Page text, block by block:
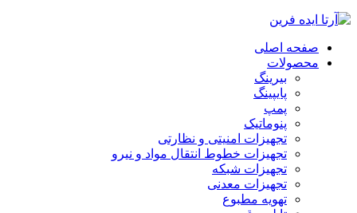
صفحه اصلی
محصولات
بیرینگ
پایپینگ
پمپ
پنوماتیک
تجهیزات امنیتی و نظارتی
تجهیزات خطوط انتقال مواد و نیرو
تجهیزات شبکه
تجهیزات معدنی
تهویه مطبوع